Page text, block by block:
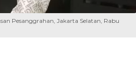
Pesanggrahan, Jakarta Selatan, Rabu